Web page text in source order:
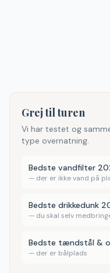
Grej til turen
Vi har testet og
type overnatning.
Bedste vandfilter
— der er ikke vand på
Bedste drikkedunk
— du skal selv
Bedste tændstål &
— der er bålplads